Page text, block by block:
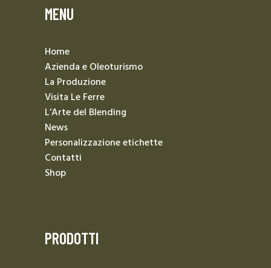
MENU
Home
Azienda e Oleoturismo
La Produzione
Visita Le Ferre
L’Arte del Blending
News
Personalizzazione etichette
Contatti
Shop
PRODOTTI